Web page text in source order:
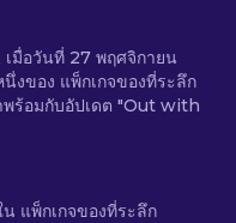
มื่อวันที่ 27 พฤศจิกายน
งของ แพ็กเกจของที่ระลึก
ร้อมกับอัปเดต "Out with
แพ็กเกจของที่ระลึก